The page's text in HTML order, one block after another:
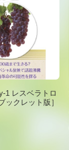
1 レスベラトロ
ックレット版］